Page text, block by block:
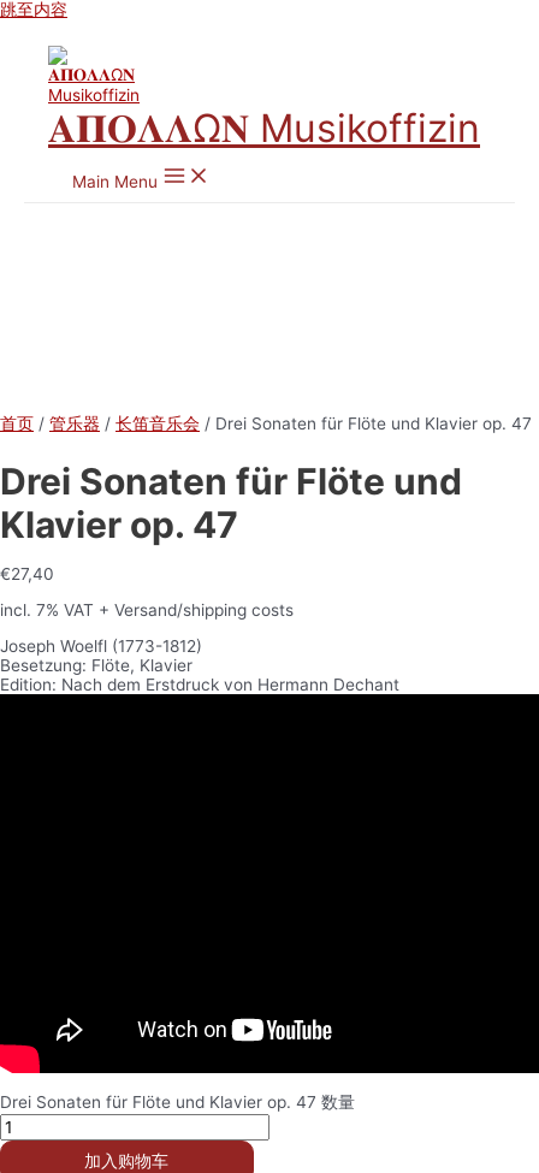
跳至内容
𝚨𝚷𝚶𝚲𝚲Ω𝚴 Musikoffizin
Main Menu
首页 / 管乐器 / 长笛音乐会 / Drei Sonaten für Flöte und Klavier op. 47
Drei Sonaten für Flöte und
Klavier op. 47
€27,40
incl. 7% VAT + Versand/shipping costs
Joseph Woelfl (1773-1812)
Besetzung: Flöte, Klavier
Edition: Nach dem Erstdruck von Hermann Dechant
Drei Sonaten für Flöte und Klavier op. 47 数量
加入购物车